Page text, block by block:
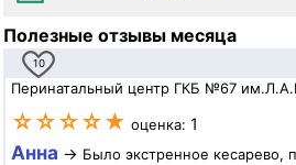
Полезные отзывы месяца
10
Перинатальный центр ГКБ №67
☆☆☆☆★ оценка: 1
Анна → Было экстренное кесарево,